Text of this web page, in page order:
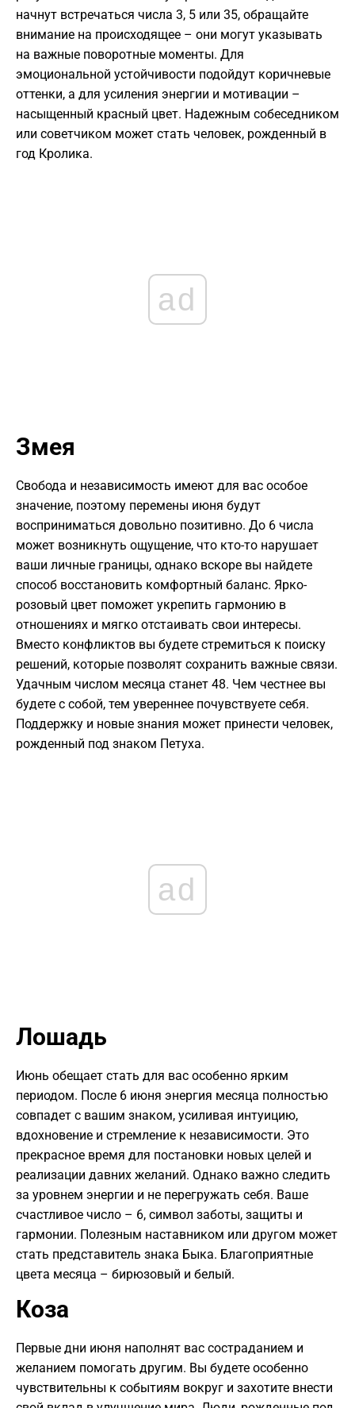
начнут встречаться числа 3, 5 или 35, обращайте
внимание на происходящее – они могут указывать
на важные поворотные моменты. Для
эмоциональной устойчивости подойдут коричневые
оттенки, а для усиления энергии и мотивации –
насыщенный красный цвет. Надежным собеседником
или советчиком может стать человек, рожденный в
год Кролика.
ad
Змея
Свобода и независимость имеют для вас особое
значение, поэтому перемены июня будут
восприниматься довольно позитивно. До 6 числа
может возникнуть ощущение, что кто-то нарушает
ваши личные границы, однако вскоре вы найдете
способ восстановить комфортный баланс. Ярко-
розовый цвет поможет укрепить гармонию в
отношениях и мягко отстаивать свои интересы.
Вместо конфликтов вы будете стремиться к поиску
решений, которые позволят сохранить важные связи.
Удачным числом месяца станет 48. Чем честнее вы
будете с собой, тем увереннее почувствуете себя.
Поддержку и новые знания может принести человек,
рожденный под знаком Петуха.
ad
Лошадь
Июнь обещает стать для вас особенно ярким
периодом. После 6 июня энергия месяца полностью
совпадет с вашим знаком, усиливая интуицию,
вдохновение и стремление к независимости. Это
прекрасное время для постановки новых целей и
реализации давних желаний. Однако важно следить
за уровнем энергии и не перегружать себя. Ваше
счастливое число – 6, символ заботы, защиты и
гармонии. Полезным наставником или другом может
стать представитель знака Быка. Благоприятные
цвета месяца – бирюзовый и белый.
Коза
Первые дни июня наполнят вас состраданием и
желанием помогать другим. Вы будете особенно
чувствительны к событиям вокруг и захотите внести